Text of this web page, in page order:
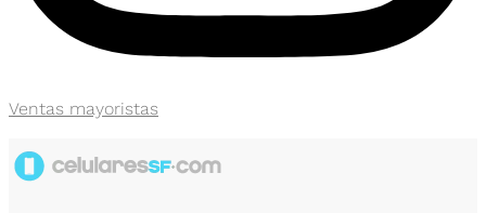
Ventas mayoristas